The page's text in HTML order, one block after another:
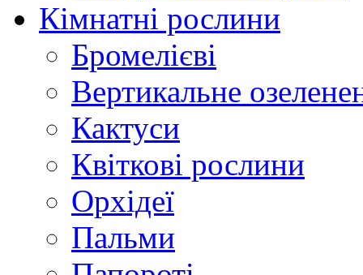
Кімнатні рослини
Бромелієві
Вертикальне
Кактуси
Квіткові рослини
Орхідеї
Пальми